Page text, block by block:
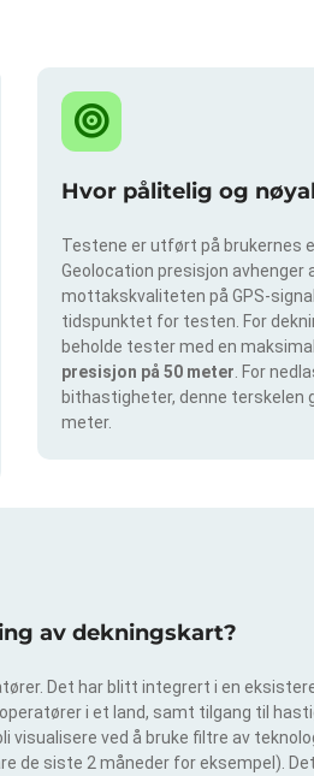
Hvor pålitelig og
Testene er utført på brukernes
Geolocation presisjon avhenger
mottakskvaliteten på GPS-
tidspunktet for testen. For
beholde tester med en
presisjon på 50 meter . For
bithastigheter, denne terskelen
meter.
av dekningskart?
Det har blitt integrert i en
i et land, samt tilgang til
ved å bruke filtre av
de siste 2 måneder for eksempel).